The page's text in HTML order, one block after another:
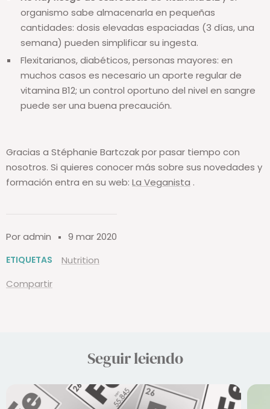
Compartir
No hay riesgo de sobredosis
vitamina B12
y el
organismo sabe almacenarla en pequeñas
cantidades: dosis elevadas espaciadas (3 días, una
semana) pueden simplificar su ingesta.
Flexitarianos, diabéticos, personas mayores: en
muchos casos es necesario un aporte regular de
vitamina B12; un control oportuno del nivel en sangre
puede ser una buena precaución.
Gracias a Stéphanie Bartczak por pasar tiempo con
nosotros. Si quieres conocer más sobre sus novedades y
La Veganista
Seguir leiendo